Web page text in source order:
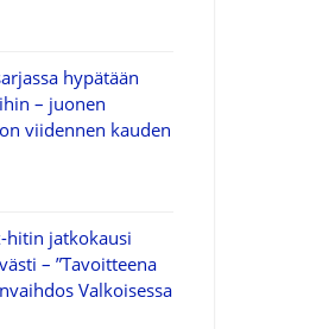
hypätään
– juonen
viidennen kauden
hitin jatkokausi
– ”Tavoitteena
Valkoisessa